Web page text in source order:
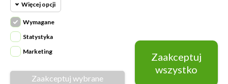
MOJE KONTO
PRODUKTY
NASZA FIRMA
Napisz do nas
Więcej opcji
Wymagane
Wymagane pliki cookie oraz cookie
HttpOnly. Pliki cookie wymagane do
przeglądania witryny i korzystania z jej
podstawowych funkcji. Te pliki cookie
Cookie
Wymagane
Statystyka
Marketing
Zaakceptuj wybrane
Zaakceptuj
wszystko